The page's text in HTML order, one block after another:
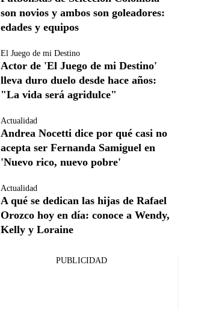
son novios y ambos son goleadores:
edades y equipos
El Juego de mi Destino
Actor de 'El Juego de mi Destino'
lleva duro duelo desde hace años:
"La vida será agridulce"
Actualidad
Andrea Nocetti dice por qué casi no
acepta ser Fernanda Samiguel en
'Nuevo rico, nuevo pobre'
Actualidad
A qué se dedican las hijas de Rafael
Orozco hoy en día: conoce a Wendy,
Kelly y Loraine
PUBLICIDAD